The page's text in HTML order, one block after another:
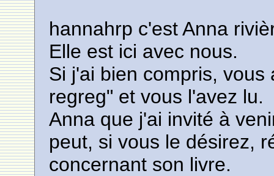
hannahrp c'est Anna
Elle est ici avec nous.
Si j'ai bien compris,
regreg" et vous l'avez lu.
Anna que j'ai invité à
peut, si vous le désirez,
concernant son livre.